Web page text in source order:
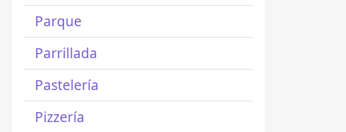
Parque
Parrillada
Pastelería
Pizzería